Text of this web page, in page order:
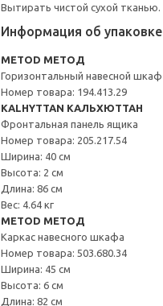
Вытирать чистой сухой тканью.
Информация об упаковке
METOD МЕТОД
Горизонтальный навесной шкаф
Номер товара: 194.413.29
KALHYTTAN КАЛЬХЮТТАН
Фронтальная панель ящика
Номер товара: 205.217.54
Ширина: 40 см
Высота: 2 см
Длина: 86 см
Вес: 4.64 кг
METOD МЕТОД
Каркас навесного шкафа
Номер товара: 503.680.34
Ширина: 45 см
Высота: 6 см
Длина: 82 см